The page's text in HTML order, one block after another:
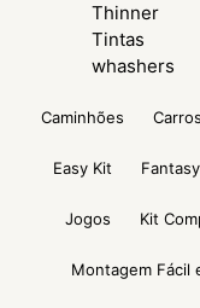
Thinner
Tintas
whashers
Caminhões Carros
Easy Kit Fantasy
Jogos Kit
Montagem Fácil